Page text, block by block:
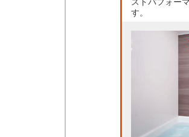
ストパフォー
す。